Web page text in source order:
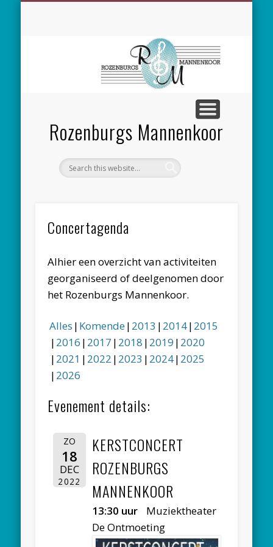
Rozenburgs Mannenkoor
Concertagenda
Alhier een overzicht van activiteiten
georganiseerd of deelgenomen door
het Rozenburgs Mannenkoor.
Alles Komende 2013 2014 2015
2016 2017 2018 2019 2020
2021
2022 2023 2024 2025
2026
Evenement details:
ZO
18
DEC
2022
KERSTCONCERT
ROZENBURGS
MANNENKOOR
13:30 uur
Muziektheater
De Ontmoeting